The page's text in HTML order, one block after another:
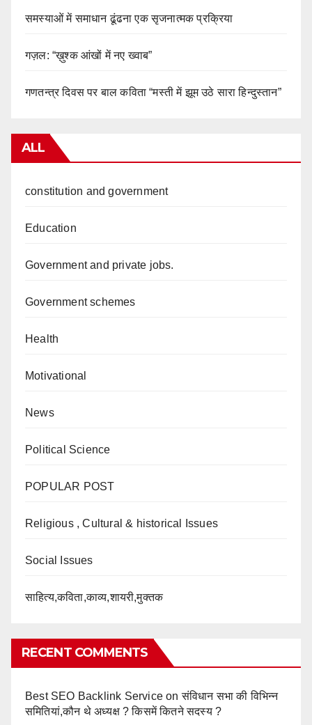
समस्याओं में समाधान ढूंढना एक सृजनात्मक प्रक्रिया
गज़ल: “ख़ुश्क आंखों में नए ख्वाब”
गणतन्त्र दिवस पर बाल कविता “मस्ती में झूम उठे सारा हिन्दुस्तान”
ALL
constitution and government
Education
Government and private jobs.
Government schemes
Health
Motivational
News
Political Science
POPULAR POST
Religious , Cultural & historical Issues
Social Issues
साहित्य,कविता,काव्य,शायरी,मुक्तक
RECENT COMMENTS
Best SEO Backlink Service onसंविधान सभा की विभिन्न
समितियां,कौन थे अध्यक्ष ? किसमें कितने सदस्य ?